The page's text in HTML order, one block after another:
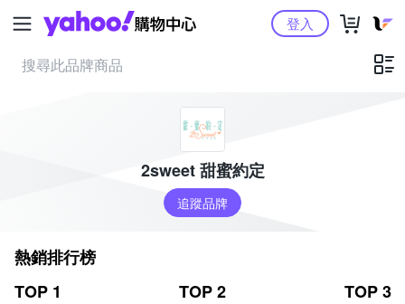
Yahoo購物中心登入
2sweet 甜蜜約定
追蹤品牌
熱銷排行榜
TOP 1
TOP 2 TOP 3